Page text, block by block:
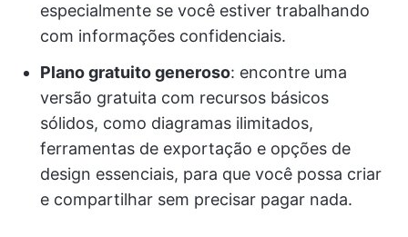
especialmente se você estiver trabalhando
com informações confidenciais.
Plano gratuito generoso: encontre uma
versão gratuita com recursos básicos
sólidos, como diagramas ilimitados,
ferramentas de exportação e opções de
design essenciais, para que você possa criar
e compartilhar sem precisar pagar nada.